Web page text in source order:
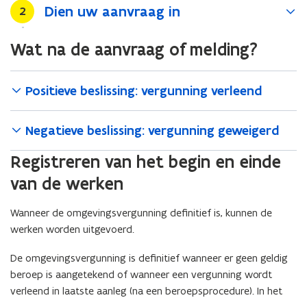
Stap
2 Dien uw aanvraag in
Wat na de aanvraag of melding?
Positieve beslissing: vergunning verleend
Negatieve beslissing: vergunning geweigerd
Registreren van het begin en einde
van de werken
Wanneer de omgevingsvergunning definitief is, kunnen de
werken worden uitgevoerd.
De omgevingsvergunning is definitief wanneer er geen geldig
beroep is aangetekend of wanneer een vergunning wordt
verleend in laatste aanleg (na een beroepsprocedure). In het